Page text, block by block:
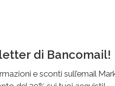
di Bancomail!
e sconti sull’email